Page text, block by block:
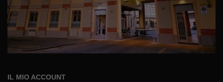
IL MIO ACCOUNT